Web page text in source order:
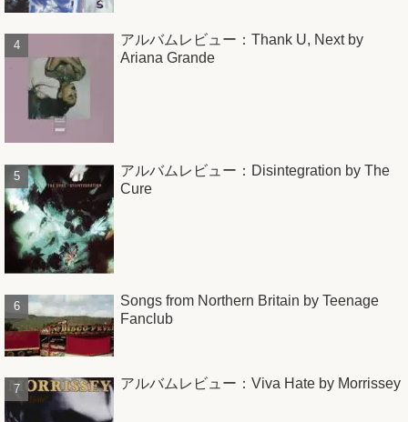
アルバムレビュー：Thank U, Next by
Ariana Grande
アルバムレビュー：Disintegration by The
Cure
Songs from Northern Britain by Teenage
Fanclub
アルバムレビュー：Viva Hate by Morrissey